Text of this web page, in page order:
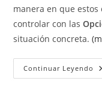
manera en que estos
controlar con las
situación concreta.
Continuar Leyendo